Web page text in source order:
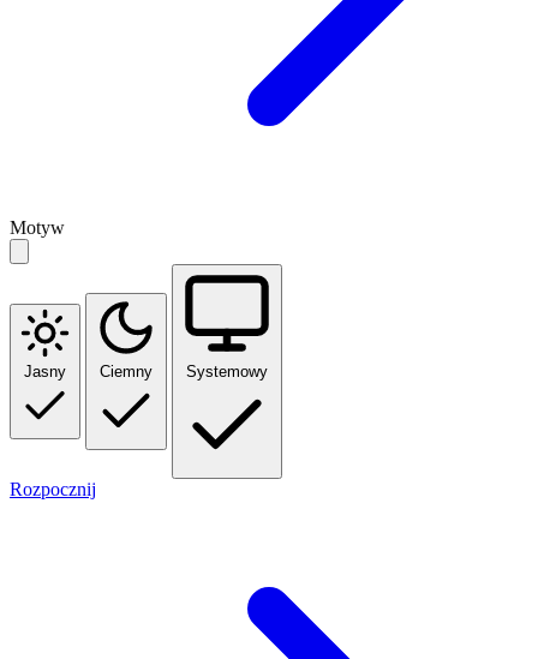
Motyw
Jasny Ciemny Systemowy
Rozpocznij